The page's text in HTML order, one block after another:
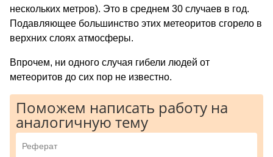
нескольких метров). Это в среднем 30 случаев в год.
Подавляющее большинство этих метеоритов сгорело в
верхних слоях атмосферы.
Впрочем, ни одного случая гибели людей от
метеоритов до сих пор не известно.
Поможем написать работу на
аналогичную тему
Реферат